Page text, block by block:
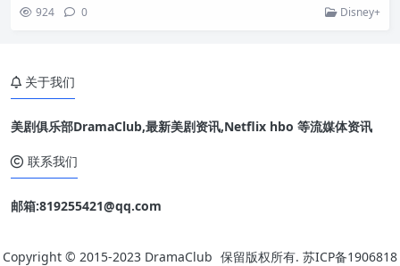
的学徒重聚！以《亚苏卡》影集中，萝莎瑞道森（Rosario Daws
924 0 Disney+
关于我们
美剧俱乐部DramaClub,最新美剧资讯,Netflix hbo 等流媒体资讯
联系我们
邮箱:819255421@qq.com
Copyright © 2015-2023 DramaClub 保留版权所有. 苏ICP备1906818